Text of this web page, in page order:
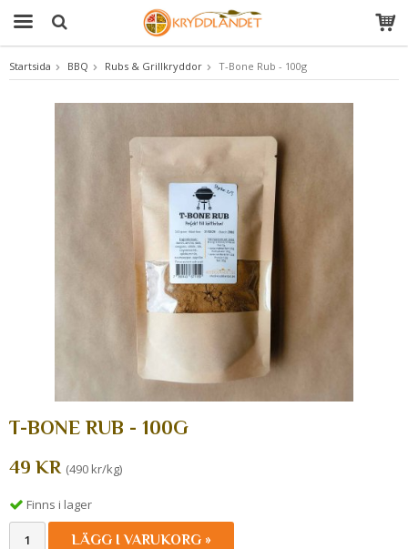
Produkten har blivit tillagd i varukorgen
Startsida BBQ Rubs & Grillkryddor T-Bone Rub - 100g
T-BONE RUB - 100G
49 KR (490 kr/kg)
Finns i lager
LÄGG I VARUKORG »